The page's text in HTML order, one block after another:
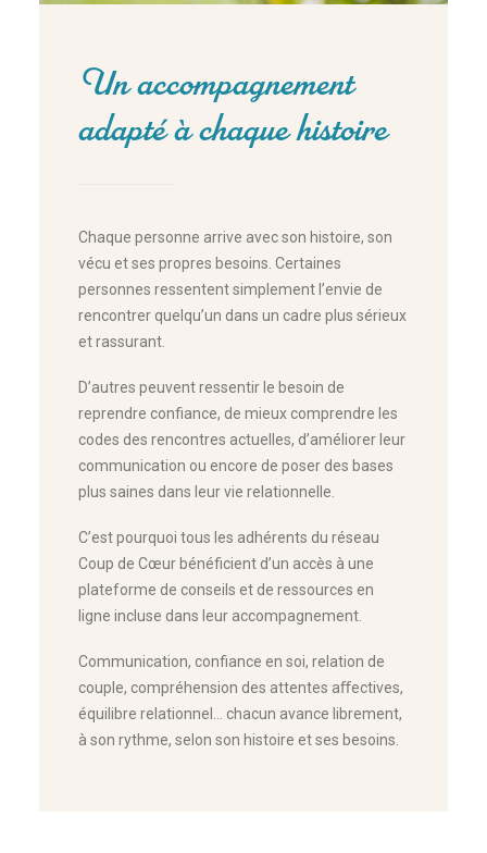
Un accompagnement
adapté à chaque histoire
Chaque personne arrive avec son histoire, son
vécu et ses propres besoins. Certaines
personnes ressentent simplement l’envie de
rencontrer quelqu’un dans un cadre plus sérieux
et rassurant.
D’autres peuvent ressentir le besoin de
reprendre confiance, de mieux comprendre les
codes des rencontres actuelles, d’améliorer leur
communication ou encore de poser des bases
plus saines dans leur vie relationnelle.
C’est pourquoi tous les adhérents du réseau
Coup de Cœur bénéficient d’un accès à une
plateforme de conseils et de ressources en
ligne incluse dans leur accompagnement.
Communication, confiance en soi, relation de
couple, compréhension des attentes aﬀectives,
équilibre relationnel… chacun avance librement,
à son rythme, selon son histoire et ses besoins.